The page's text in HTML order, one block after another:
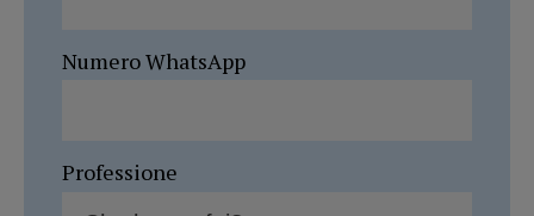
Numero WhatsApp
Professione